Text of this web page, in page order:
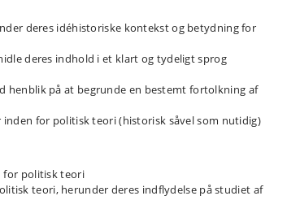
deres idéhistoriske kontekst og betydning for
deres indhold i et klart og tydeligt sprog
henblik på at begrunde en bestemt fortolkning af
for politisk teori (historisk såvel som nutidig)
for politisk teori
teori, herunder deres indflydelse på studiet af